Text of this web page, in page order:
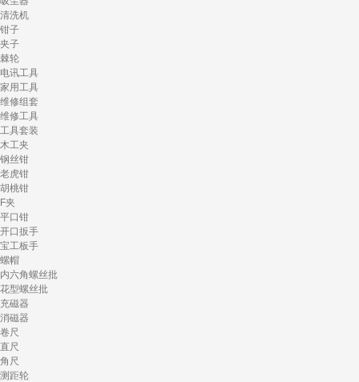
清洗机
钳子
夹子
棘轮
电讯工具
家用工具
维修组套
维修工具
工具套装
木工夹
钢丝钳
老虎钳
胡桃钳
F夹
平口钳
开口扳手
宝工板手
螺帽
内六角螺丝批
花型螺丝批
充磁器
消磁器
卷尺
直尺
角尺
测距轮